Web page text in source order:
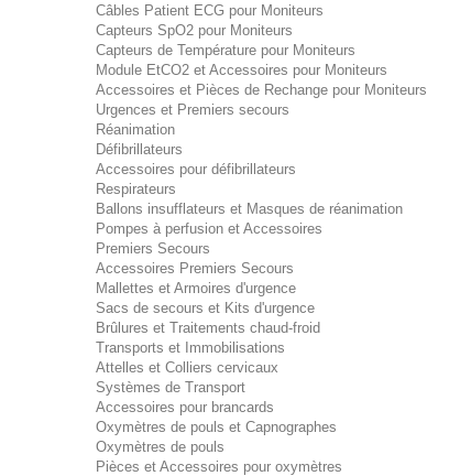
Câbles Patient ECG pour Moniteurs
Capteurs SpO2 pour Moniteurs
Capteurs de Température pour Moniteurs
Module EtCO2 et Accessoires pour Moniteurs
Accessoires et Pièces de Rechange pour Moniteurs
Urgences et Premiers secours
Réanimation
Défibrillateurs
Accessoires pour défibrillateurs
Respirateurs
Ballons insufflateurs et Masques de réanimation
Pompes à perfusion et Accessoires
Premiers Secours
Accessoires Premiers Secours
Mallettes et Armoires d'urgence
Sacs de secours et Kits d'urgence
Brûlures et Traitements chaud-froid
Transports et Immobilisations
Attelles et Colliers cervicaux
Systèmes de Transport
Accessoires pour brancards
Oxymètres de pouls et Capnographes
Oxymètres de pouls
Pièces et Accessoires pour oxymètres